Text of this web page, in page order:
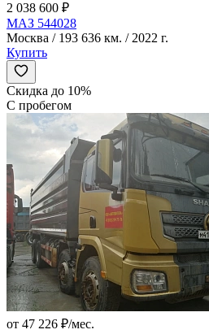
2 038 600 ₽
МАЗ 544028
Москва / 193 636 км. / 2022 г.
Купить
Скидка до 10%
С пробегом
от 47 226 ₽/мес.